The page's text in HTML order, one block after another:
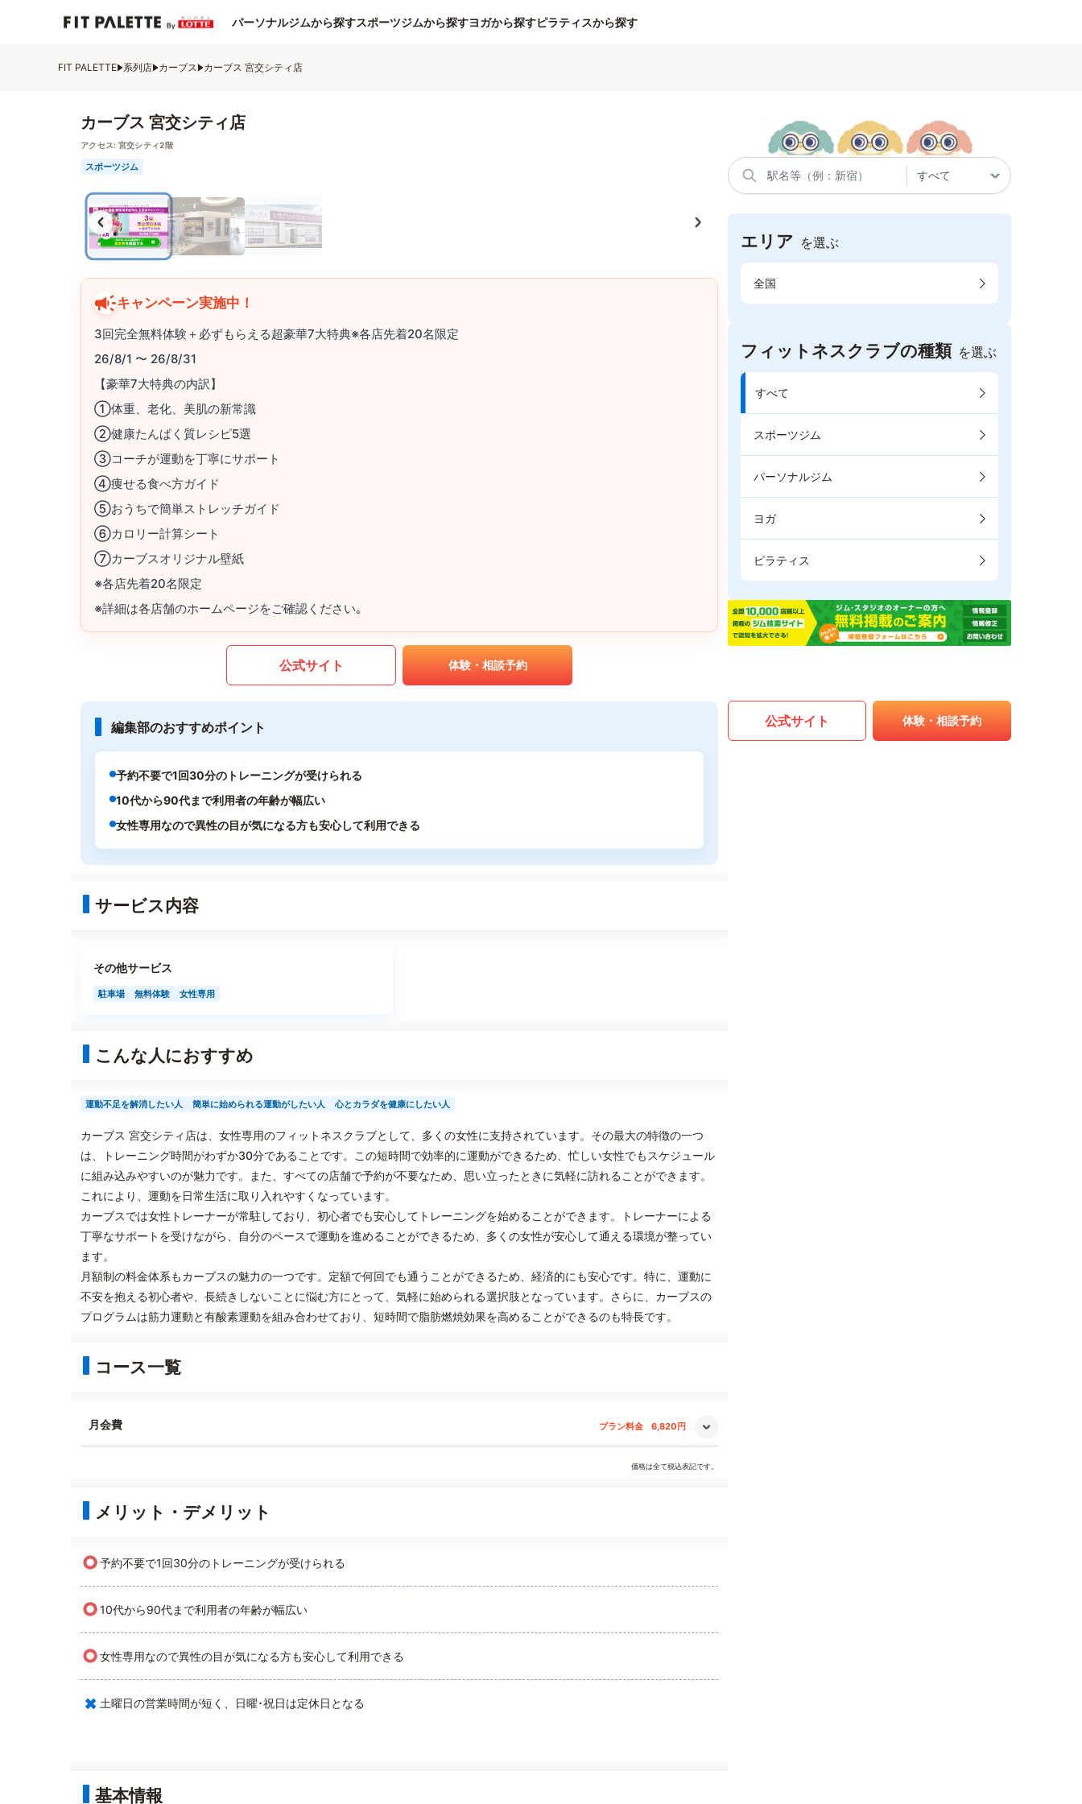
パーソナルジムから探すスポーツジムから探すヨガから探すピラティスから探す
FIT PALETTE 系列店 カーブス カーブス 宮交シティ店
カーブス 宮交シティ店
アクセス: 宮交シティ2階
スポーツジム
キャンペーン実施中！
3回完全無料体験＋必ずもらえる超豪華7大特典※各店先着20名限定
26/8/1 〜 26/8/31
【豪華7大特典の内訳】
①体重、老化、美肌の新常識
②健康たんぱく質レシピ5選
③コーチが運動を丁寧にサポート
④痩せる食べ方ガイド
⑤おうちで簡単ストレッチガイド
⑥カロリー計算シート
⑦カーブスオリジナル壁紙
※各店先着20名限定
※詳細は各店舗のホームページをご確認ください｡
公式サイト 体験・相談予約
編集部のおすすめポイント
予約不要で1回30分のトレーニングが受けられる
10代から90代まで利用者の年齢が幅広い
女性専用なので異性の目が気になる方も安心して利用できる
サービス内容
その他サービス
駐車場 無料体験 女性専用
こんな人におすすめ
運動不足を解消したい人 簡単に始められる運動がしたい人 心とカラダを健康にしたい人
カーブス 宮交シティ店は、女性専用のフィットネスクラブとして、多くの女性に支持されています。その最大の特徴の一つ
は、トレーニング時間がわずか30分であることです。この短時間で効率的に運動ができるため、忙しい女性でもスケジュール
に組み込みやすいのが魅力です。また、すべての店舗で予約が不要なため、思い立ったときに気軽に訪れることができます。
これにより、運動を日常生活に取り入れやすくなっています。
カーブスでは女性トレーナーが常駐しており、初心者でも安心してトレーニングを始めることができます。トレーナーによる
丁寧なサポートを受けながら、自分のペースで運動を進めることができるため、多くの女性が安心して通える環境が整ってい
ます。
月額制の料金体系もカーブスの魅力の一つです。定額で何回でも通うことができるため、経済的にも安心です。特に、運動に
不安を抱える初心者や、長続きしないことに悩む方にとって、気軽に始められる選択肢となっています。さらに、カーブスの
プログラムは筋力運動と有酸素運動を組み合わせており、短時間で脂肪燃焼効果を高めることができるのも特長です。
コース一覧
月会費 プラン料金 6,820円
価格は全て税込表記です。
メリット・デメリット
○予約不要で1回30分のトレーニングが受けられる
○10代から90代まで利用者の年齢が幅広い
○女性専用なので異性の目が気になる方も安心して利用できる
× 土曜日の営業時間が短く、日曜･祝日は定休日となる
基本情報
エリア を選ぶ
全国
フィットネスクラブの種類 を選ぶ
すべて
スポーツジム
パーソナルジム
ヨガ
ピラティス
公式サイト 体験・相談予約